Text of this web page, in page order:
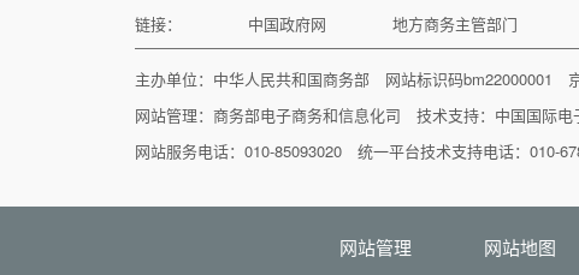
链接： 中国政府网 地方商务主管部门
主办单位：中华人民共和国商务部 网站标识码bm22000001
网站管理：商务部电子商务和信息化司 技术支持： 中国国际电
网站服务电话：010-85093020 统一平台技术支持电话：010-
网站管理 网站地图